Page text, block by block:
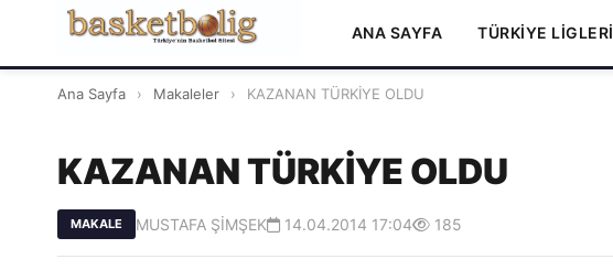
ANA SAYFA TÜRKİYE LİGLERİ
Ana Sayfa › Makaleler › KAZANAN TÜRKİYE OLDU
KAZANAN TÜRKİYE OLDU
MAKALE MUSTAFA ŞİMŞEK 14.04.2014 17:04 185